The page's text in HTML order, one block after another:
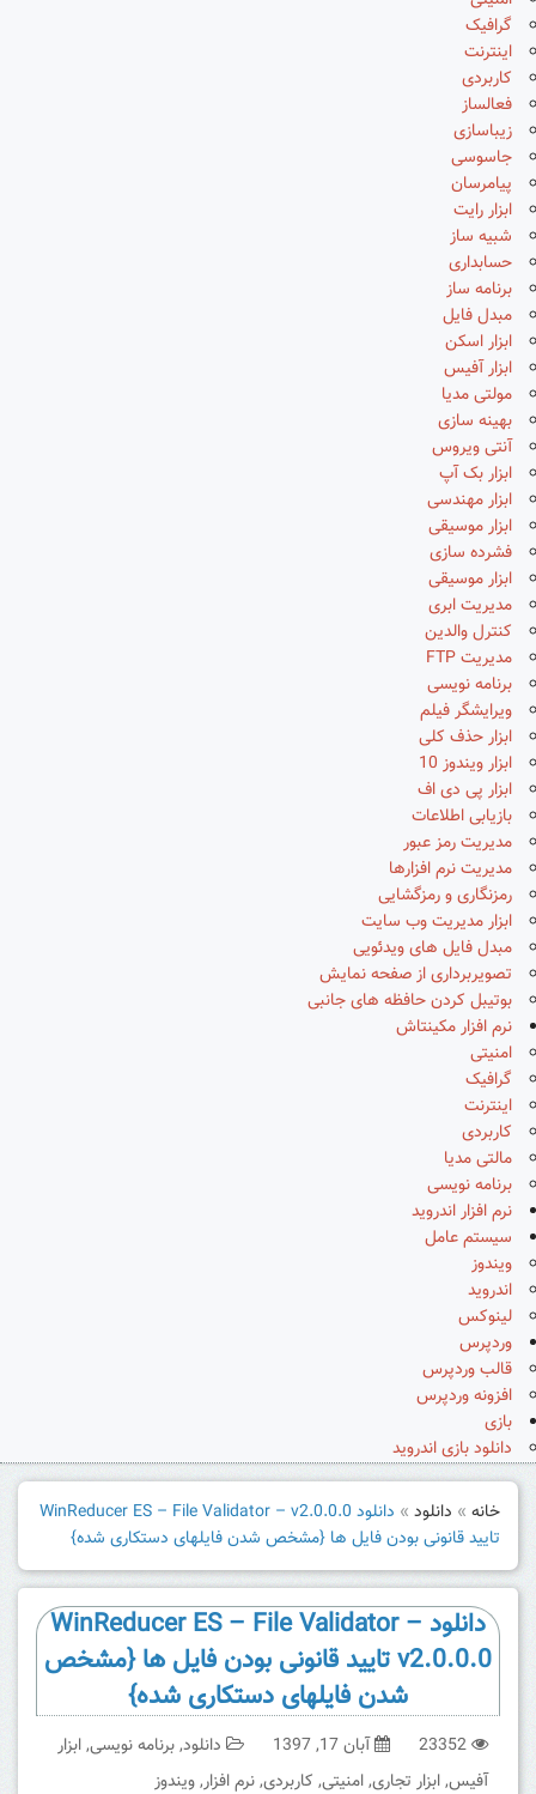
گرافیک
اینترنت
کاربردی
فعالساز
زیباسازی
جاسوسی
پیامرسان
ابزار رایت
شبیه ساز
حسابداری
برنامه ساز
مبدل فایل
ابزار اسکن
ابزار آفیس
مولتی مدیا
بهینه سازی
آنتی ویروس
ابزار بک آپ
ابزار مهندسی
ابزار موسیقی
فشرده سازی
ابزار موسیقی
مدیریت ابری
کنترل والدین
مدیریت FTP
برنامه نویسی
ویرایشگر فیلم
ابزار حذف کلی
ابزار ویندوز 10
ابزار پی دی اف
بازیابی اطلاعات
مدیریت رمز عبور
مدیریت نرم افزارها
رمزنگاری و رمزگشایی
ابزار مدیریت وب سایت
مبدل فایل های ویدئویی
تصویربرداری از صفحه نمایش
بوتیبل کردن حافظه های جانبی
نرم افزار مکینتاش
امنیتی
گرافیک
اینترنت
کاربردی
مالتی مدیا
برنامه نویسی
نرم افزار اندروید
سیستم عامل
ویندوز
اندروید
لینوکس
وردپرس
قالب وردپرس
افزونه وردپرس
بازی
دانلود بازی اندروید
خانه » دانلود »
دانلود WinReducer ES – File Validator – v2.0.0.0
تایید قانونی بودن فایل ها {مشخص شدن فایلهای دستکاری شده}
دانلود WinReducer ES – File Validator –
v2.0.0.0 تایید قانونی بودن فایل ها {مشخص
شدن فایلهای دستکاری شده}
23352 آبان 17, 1397 دانلود,برنامه نویسی,ابزار
آفیس,ابزار تجاری,امنیتی, کاربردی,نرم افزار,ویندوز